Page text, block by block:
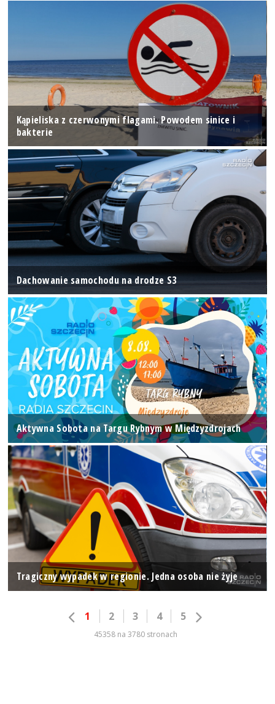
Kąpieliska z czerwonymi flagami. Powodem sinice i
bakterie
Dachowanie samochodu na drodze S3
Aktywna Sobota na Targu Rybnym w Międzyzdrojach
Tragiczny wypadek w regionie. Jedna osoba nie żyje
1 2 3 4 5
45358 na 3780 stronach